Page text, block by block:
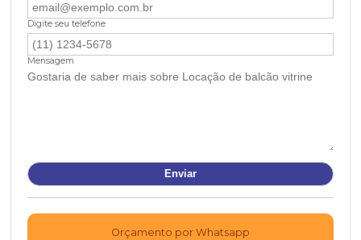
Digite seu telefone
Mensagem
Orçamento por Whatsapp